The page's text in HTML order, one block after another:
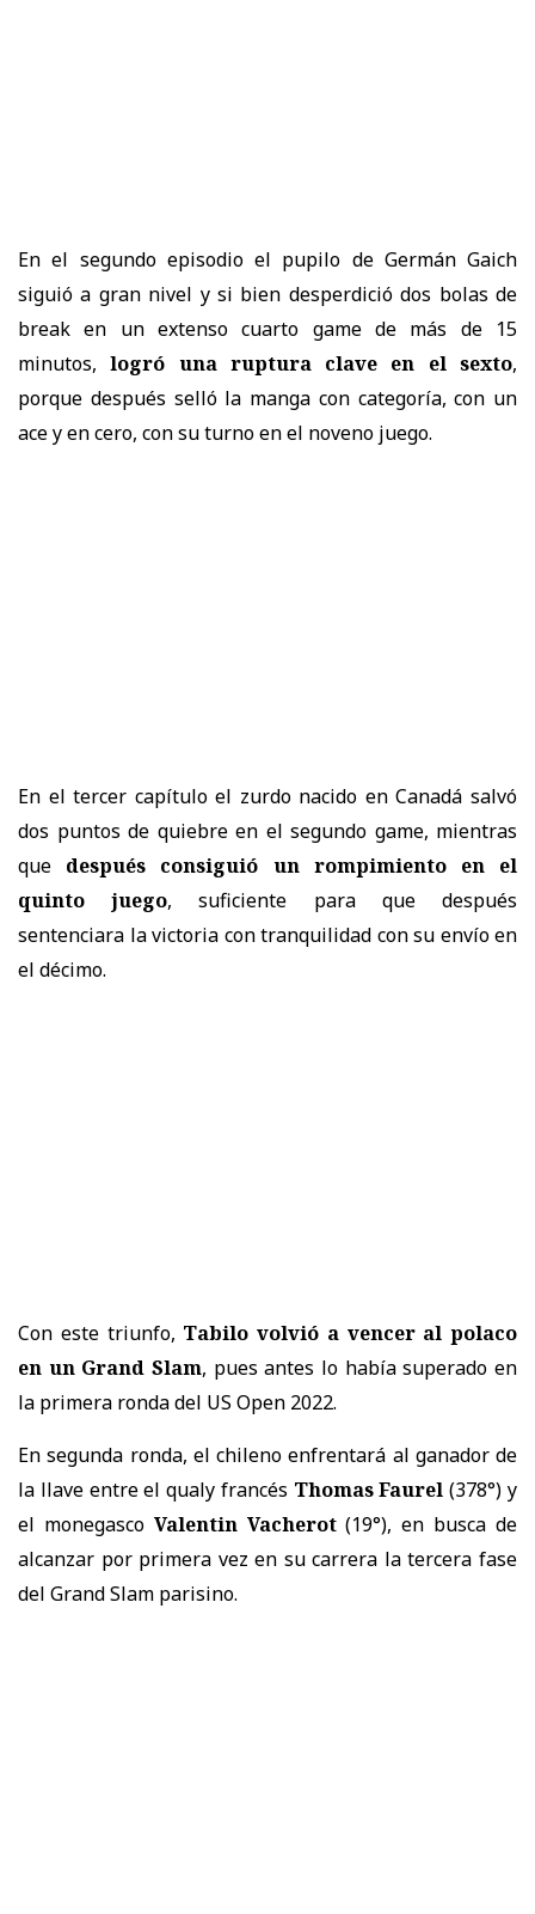
En el segundo episodio el pupilo de Germán Gaich
siguió a gran nivel y si bien desperdició dos bolas de
break en un extenso cuarto game de más de 15
minutos,logró una ruptura clave en el sexto,
porque después selló la manga con categoría, con un
ace y en cero, con su turno en el noveno juego.
En el tercer capítulo el zurdo nacido en Canadá salvó
dos puntos de quiebre en el segundo game, mientras
que después consiguió un rompimiento en el
quinto juego, suficiente para que después
sentenciara la victoria con tranquilidad con su envío en
el décimo.
Con este triunfo, Tabilo volvió a vencer al polaco
en un Grand Slam, pues antes lo había superado en
la primera ronda del US Open 2022.
En segunda ronda, el chileno enfrentará al ganador de
la llave entre el qualy francés Thomas Faurel (378°) y
el monegasco Valentin Vacherot(19°), en busca de
alcanzar por primera vez en su carrera la tercera fase
del Grand Slam parisino.